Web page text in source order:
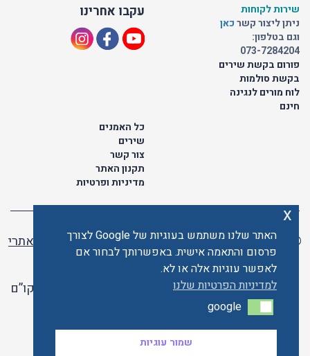
עקבו אחרינו
שירות לקוחות
ניתן ליצור קשרכאן
וגם בטלפון:
073-7284204
פורום בקשת שירים
בקשת סולמות
לוח מורים לנגינה
חינם
כל האמנים
שירים
צור קשר
תקנון האתר
מדיניות ופרטיות
© כל הזכויות שמורות לתו ישראלי | ליאור מזור -
בניית אתרי
וורדפרס
האתר פועל ברשיון אקו”ם
האתר שלנו משתמש בעוגיות של Google לצורך
פרסום והתאמה אישית. באפשרותך לבחור אם
לאפשר עוגיות אלה או לא.
למדיניות הפרטיות שלנו
google
google
שמור עוגיות
x